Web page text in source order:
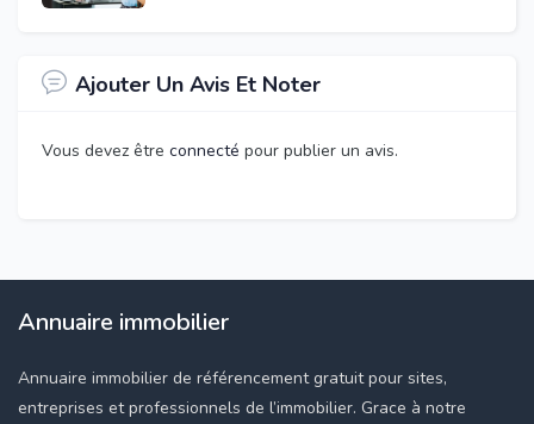
Ajouter Un Avis Et Noter
Vous devez être connecté pour publier un avis.
Annuaire immobilier
Annuaire immobilier de référencement gratuit pour sites,
entreprises et professionnels de l’immobilier. Grace à notre